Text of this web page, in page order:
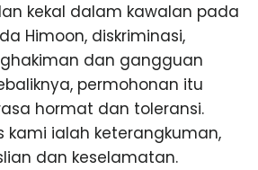
kekal dalam kawalan pada
Himoon, diskriminasi,
dan gangguan
permohonan itu
hormat dan toleransi.
kami ialah keterangkuman,
dan keselamatan.